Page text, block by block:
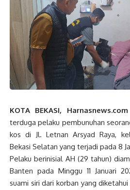
KOTA BEKASI, Harnasnews.com
terduga pelaku pembunuhan
kos di Jl. Letnan Arsyad Raya,
Bekasi Selatan yang terjadi pada 8
Pelaku berinisial AH (29 tahun)
Banten pada Minggu 11 Januari
suami siri dari korban yang